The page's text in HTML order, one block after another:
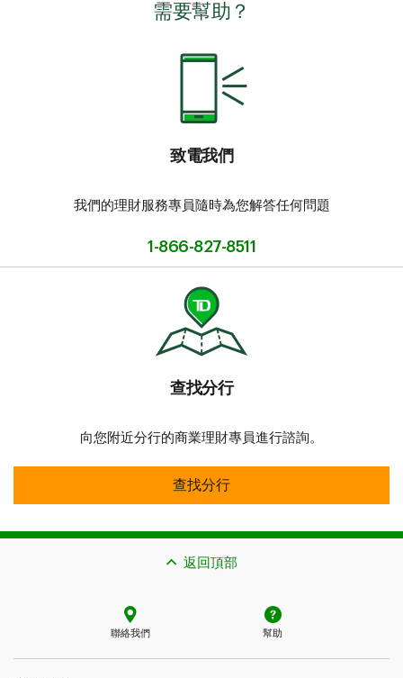
需要幫助？
致電我們
我們的理財服務專員隨時為您解答任何問題
1-866-827-8511
查找分行​​​​​​​
向您附近分行的商業理財專員進行諮詢。
查找分行​​​​​​​
查找分行​​​​​​​
返回頂部
聯絡我們 幫助